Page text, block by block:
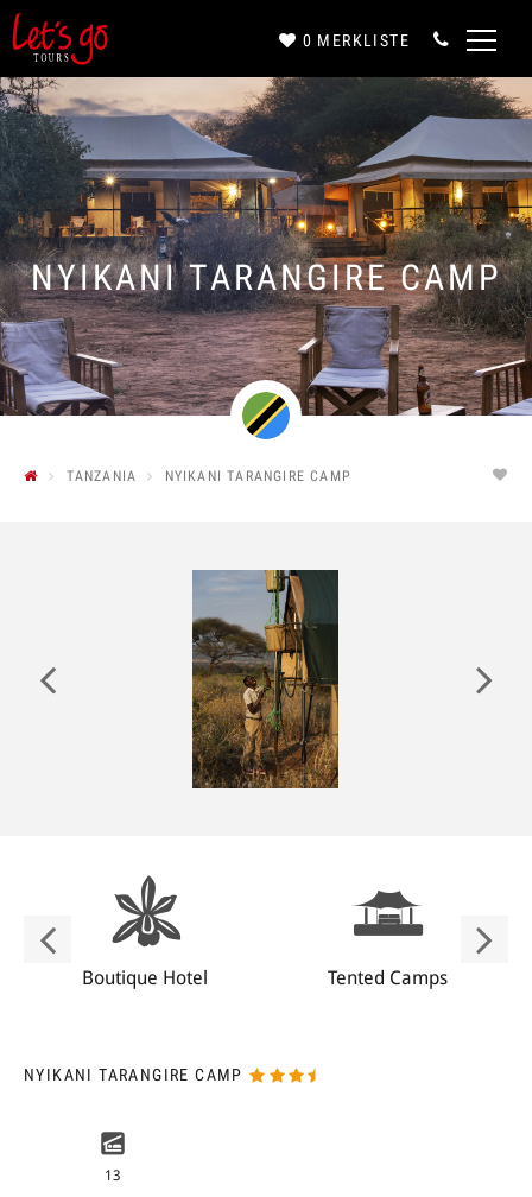
0 MERKLISTE
NYIKANI TARANGIRE CAMP
TANZANIA NYIKANI TARANGIRE CAMP
Boutique Hotel Tented Camps
NYIKANI TARANGIRE CAMP
13
Anrede*
Vorname*
Nachname*